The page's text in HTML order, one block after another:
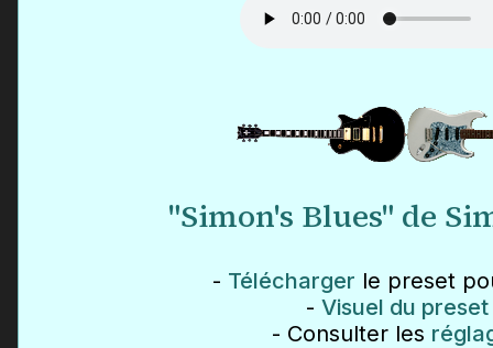
"Simon's Blues" de
- Télécharger le preset
- Visuel du preset
- Consulter les